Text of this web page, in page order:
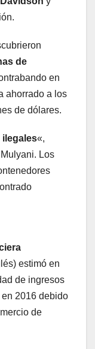
de
en
ahorrado a los
de dólares.
«,
Los
estimó en
de ingresos
2016 debido
de